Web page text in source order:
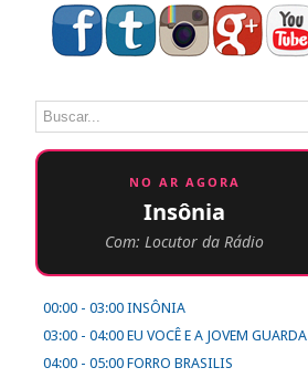
NO AR AGORA
Insônia
Com: Locutor da Rádio
00:00 - 03:00 INSÔNIA
03:00 - 04:00 EU VOCÊ E A JOVEM GUARDA
04:00 - 05:00 FORRO BRASILIS